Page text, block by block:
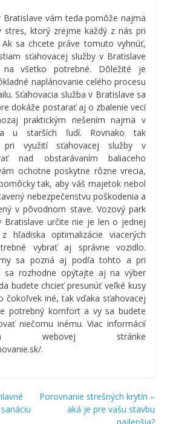
Bratislave vám teda pomôže najmä
stres, ktorý zrejme každý z nás pri
sa chcete práve tomuto vyhnúť,
sťahovacej služby v Bratislave
všetko potrebné. Dôležité je
naplánovanie celého procesu
Sťahovacia služba v Bratislave sa
dokáže postarať aj o zbalenie vecí
praktickým riešením najmä v
u starších ľudí. Rovnako tak
pri využití sťahovacej služby v
nad obstarávaním baliaceho
ochotne poskytne rôzne vrecia,
tak, aby váš majetok nebol
nebezpečenstvu poškodenia a
v pôvodnom stave. Vozový park
Bratislave určite nie je len o jednej
hľadiska optimalizácie viacerých
vybrať aj správne vozidlo.
sa pozná aj podľa tohto a pri
sa rozhodne opýtajte aj na výber
budete chcieť presunúť veľké kusy
čokoľvek iné, tak vďaka sťahovacej
potrebný komfort a vy sa budete
niečomu inému.Viac informácií
webovej stránke
.
Porovnanie strešných krytín –
aká je pre vašu stavbu